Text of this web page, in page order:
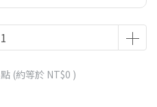
點 (約等於 NT$0 )